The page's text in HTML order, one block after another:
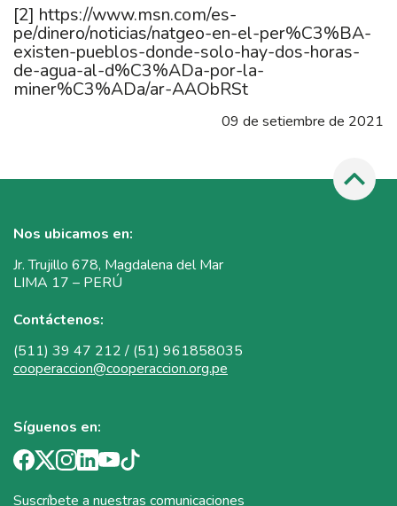
[2] https://www.msn.com/es-
pe/dinero/noticias/natgeo-en-el-per%C3%BA-
existen-pueblos-donde-solo-hay-dos-horas-
de-agua-al-d%C3%ADa-por-la-
miner%C3%ADa/ar-AAObRSt
09 de setiembre de 2021
Nos ubicamos en:
Jr. Trujillo 678, Magdalena del Mar
LIMA 17 – PERÚ
Contáctenos:
(511) 39 47 212 / (51) 961858035
cooperaccion@cooperaccion.org.pe
Síguenos en:
Suscríbete a nuestras comunicaciones